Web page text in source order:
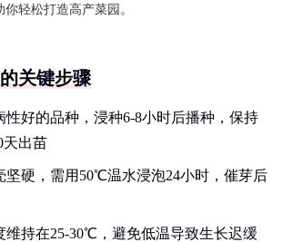
轻松打造高产菜园。
关键步骤
性好的品种，浸种6-8小时后播种，保持
天出苗
坚硬，需用50℃温水浸泡24小时，催芽后
维持在25-30℃，避免低温导致生长迟缓